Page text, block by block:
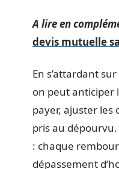
A lire en
devis mutuelle
En s’attardant
on peut anticiper
payer, ajuster les
pris au
: chaque
dépassement